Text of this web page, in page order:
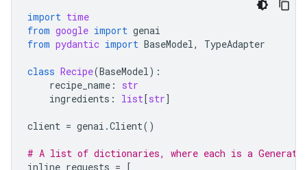
import time
from google import genai
from pydantic import BaseModel, TypeAdapter
class Recipe(BaseModel):
recipe_name :
str
ingredients : list[str]
client = genai .Client()
# A list of dictionaries, where each is a
inline_requests = [